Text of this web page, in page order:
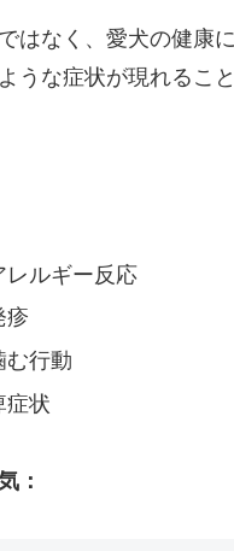
はなく、愛犬の健康
うな症状が現れること
レルギー反応
疹
む行動
症状
：